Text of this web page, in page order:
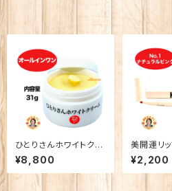
ひとりさんホワイトクリ
ーム
¥8,800
美開運リ
o.1 ナチュ
¥2,200